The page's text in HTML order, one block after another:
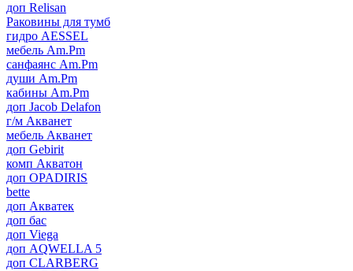
доп Relisan
Раковины для тумб
гидро AESSEL
мебель Am.Pm
санфаянс Am.Pm
души Am.Pm
кабины Am.Pm
доп Jacob Delafon
г/м Акванет
мебель Акванет
доп Gebirit
комп Акватон
доп OPADIRIS
bette
доп Акватек
доп бас
доп Viega
доп AQWELLA 5
доп CLARBERG